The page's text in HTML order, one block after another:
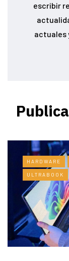
escribir
actuales
HARDWARE
ULTRABOOK